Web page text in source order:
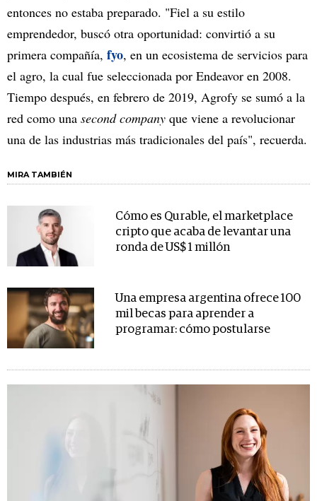
entonces no estaba preparado. "Fiel a su estilo
emprendedor, buscó otra oportunidad: convirtió a su
primera compañía, fyo, en un ecosistema de servicios para
el agro, la cual fue seleccionada por Endeavor en 2008.
Tiempo después, en febrero de 2019, Agrofy se sumó a la
red como una second company que viene a revolucionar
una de las industrias más tradicionales del país", recuerda.
MIRA TAMBIÉN
Cómo es Qurable, el marketplace
cripto que acaba de levantar una
ronda de US$ 1 millón
Una empresa argentina ofrece 100
mil becas para aprender a
programar: cómo postularse